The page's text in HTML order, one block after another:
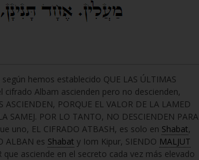
hemos establecido QUE LAS ÚLTIMAS
cifrado Albam ascienden pero no descienden,
PORQUE EL VALOR DE LA LAMED
SAMEJ. POR LO TANTO, NO DESCIENDEN PARA
uno, EL CIFRADO ATBASH, es solo en Shabat,
ALBAN es Shabat y Iom Kipur, SIENDO MALJUT
que asciende en el secreto cada vez más elevado